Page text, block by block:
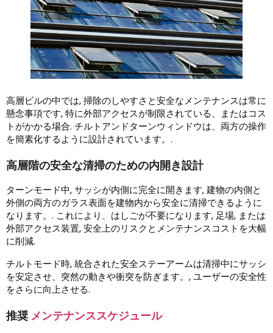
高層ビルの中では, 掃除のしやすさと安全なメンテナンスは常に
懸念事項です, 特に外部アクセスが制限されている、またはコス
トがかかる場合. チルトアンドターンウィンドウは、両方の操作
を簡素化するように設計されています。.
高層階の安全な清掃のための内開き設計
ターンモード中, サッシが内側に完全に開きます, 建物の内側と
外側の両方のガラス表面を建物内から安全に清掃できるように
なります。. これにより、はしごが不要になります, 足場, または
外部アクセス装置, 安全上のリスクとメンテナンスコストを大幅
に削減.
チルトモード時, 統合された安全ステーアームは清掃中にサッシ
を安定させ、突然の動きや衝突を防ぎます。, ユーザーの安全性
をさらに向上させる.
推奨 メンテナンススケジュール